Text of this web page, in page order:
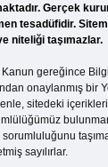
Gerçek
tesadüfidir.
niteliği taşımazlar.
Kanun gereğince
onaylanmış bir
sitedeki
sorumluluğunu
sayılırlar.